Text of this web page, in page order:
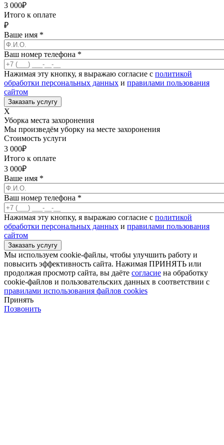
3 000₽
Итого к оплате
₽
Ваше имя *
Ваш номер телефона *
Нажимая эту кнопку, я выражаю согласие с политикой
обработки персональных данных и правилами пользования
сайтом
X
Уборка места захоронения
Мы произведём уборку на месте захоронения
Стоимость услуги
3 000₽
Итого к оплате
3 000₽
Ваше имя *
Ваш номер телефона *
Нажимая эту кнопку, я выражаю согласие с политикой
обработки персональных данных и правилами пользования
сайтом
Мы используем cookie-файлы, чтобы улучшить работу и
повысить эффективность сайта. Нажимая ПРИНЯТЬ или
продолжая просмотр сайта, вы даёте согласие на обработку
cookie-файлов и пользовательских данных в соответствии с
правилами использования файлов cookies
Принять
Позвонить